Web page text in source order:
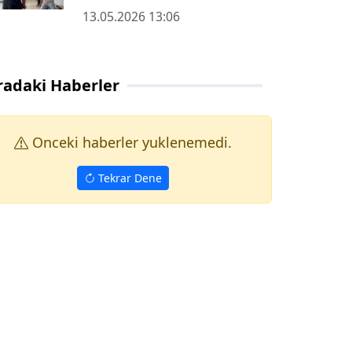
13.05.2026 13:06
Haberler
Onceki haberler yuklenemedi.
Tekrar Dene